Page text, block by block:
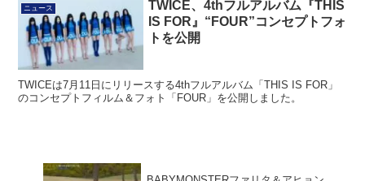
ニュース
TWICE、4thフルアルバム『THIS
IS FOR』“FOUR”コンセプトフォ
トを公開
TWICEは7月11日にリリースする4thフルアルバム「THIS IS FOR」
のコンセプトフィルム＆フォト「FOUR」を公開しました。